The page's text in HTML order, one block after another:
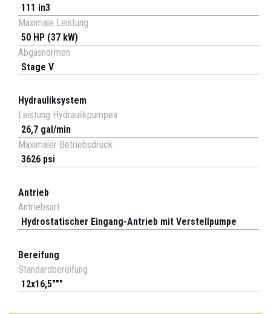
111 in3
Maximale Leistung
50 HP (37 kW)
Abgasnormen
Stage V
Hydrauliksystem
Leistung Hydraulikpumpea
26,7 gal/min
Maximaler Betriebsdruck
3626 psi
Antrieb
Antriebsart
Hydrostatischer Eingang-Antrieb mit Verstellpumpe
Bereifung
Standardbereifung
12x16,5"""